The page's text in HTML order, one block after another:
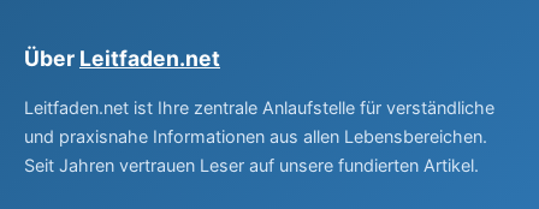
Über Leitfaden.net
Leitfaden.net ist Ihre zentrale Anlaufstelle für verständliche
und praxisnahe Informationen aus allen Lebensbereichen.
Seit Jahren vertrauen Leser auf unsere fundierten Artikel.